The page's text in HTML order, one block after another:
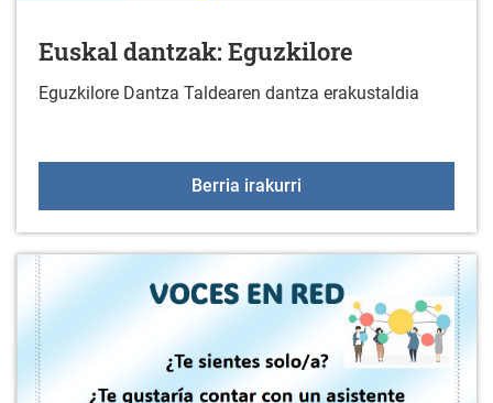
Euskal dantzak: Eguzkilore
Eguzkilore Dantza Taldearen dantza erakustaldia
Berria irakurri